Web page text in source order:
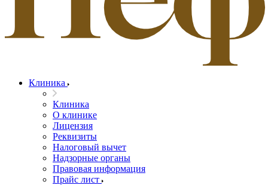
Клиника
Клиника
О клинике
Лицензия
Реквизиты
Налоговый вычет
Надзорные органы
Правовая информация
Прайс лист